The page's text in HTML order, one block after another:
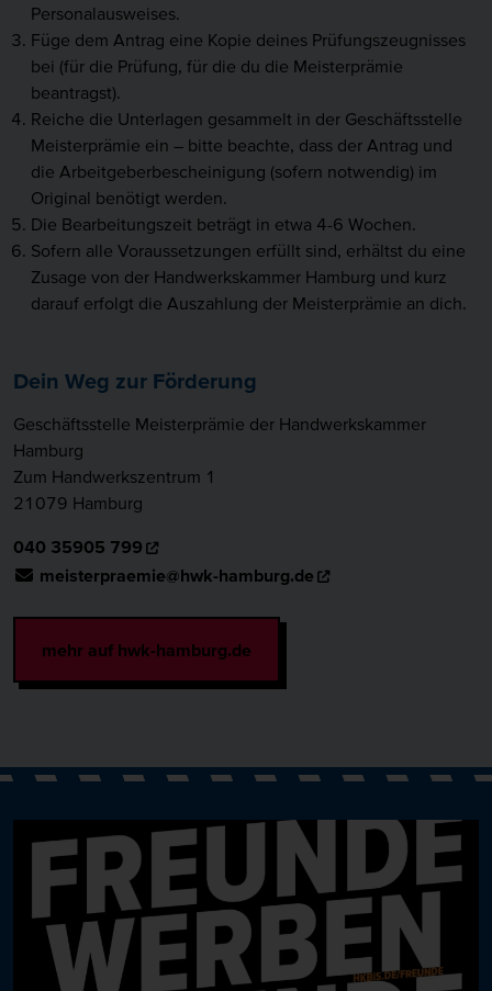
Personalausweises.
Füge dem Antrag eine Kopie deines Prüfungszeugnisses
bei (für die Prüfung, für die du die Meisterprämie
beantragst).
Reiche die Unterlagen gesammelt in der Geschäftsstelle
Meisterprämie ein – bitte beachte, dass der Antrag und
die Arbeitgeberbescheinigung (sofern notwendig) im
Original benötigt werden.
Die Bearbeitungszeit beträgt in etwa 4-6 Wochen.
Sofern alle Voraussetzungen erfüllt sind, erhältst du eine
Zusage von der Handwerkskammer Hamburg und kurz
darauf erfolgt die Auszahlung der Meisterprämie an dich.
Dein Weg zur Förderung
Geschäftsstelle Meisterprämie der Handwerkskammer
Hamburg
Zum Handwerkszentrum 1
21079 Hamburg
040 35905 799
meisterpraemie@hwk-hamburg.de
mehr auf hwk-hamburg.de